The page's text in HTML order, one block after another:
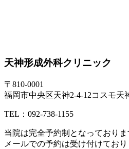
天神形成外科クリニック
〒810-0001
福岡市中央区天神2-4-12コスモ天
TEL：092-738-1155
当院は完全予約制 となっておりま
メールでの予約は受け付けてお